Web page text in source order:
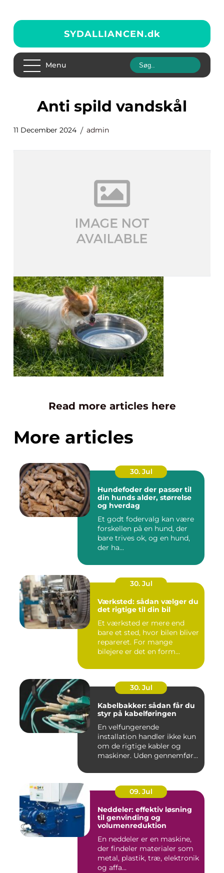
SYDALLIANCEN.dk
Menu
anti spild vandskål
11 December 2024 admin
Read more articles here
More articles
30. Jul
Hundefoder der passer til
din hunds alder, størrelse
og hverdag
Et godt fodervalg kan være
forskellen på en hund, der
bare trives ok, og en hund,
der ha...
30. Jul
Værksted: sådan vælger du
det rigtige til din bil
Et værksted er mere end
bare et sted, hvor bilen bliver
repareret. For mange
bilejere er det en form...
30. Jul
Kabelbakker: sådan får du
styr på kabelføringen
En velfungerende
installation handler ikke kun
om de rigtige kabler og
maskiner. Uden gennemført
09. Jul
Neddeler: effektiv løsning
til genvinding og
volumenreduktion
En neddeler er en maskine,
der findeler materialer som
metal, plastik, træ, elektronik
og affa...